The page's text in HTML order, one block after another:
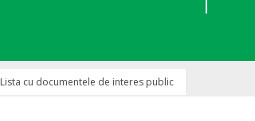
Lista cu documentele de interes public